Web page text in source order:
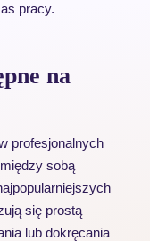
pracy.
na
profesjonalnych
sobą
się prostą
lub dokręcania